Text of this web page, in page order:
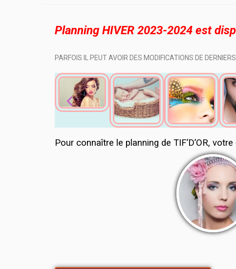
Planning HIVER 2023-2024 est
PARFOIS IL PEUT AVOIR DES MODIFICATIONS DE
Pour connaître le planning de TIF’D’OR,
ÉTÉ